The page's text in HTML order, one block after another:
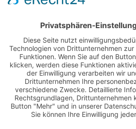
Social Plugins, um Inhalte
Service kann Daten zu
Ihren Aktivitäten sammeln.
Bitte lesen Sie die Details
durch und stimmen Sie
der Nutzung des Service
zu, um diese Inhalte
anzuzeigen.